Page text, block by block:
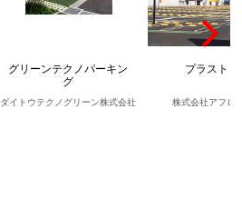
グリーンテクノパーキン
グ
ダイトウテクノグリーン株式会社
プラストッ
株式会社アフロ